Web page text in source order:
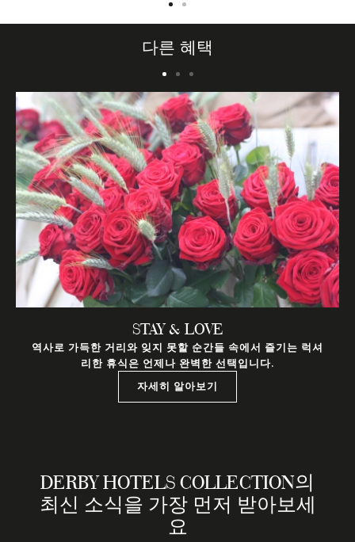
alt="Se ve una mesa de buffet con bandejas de
comida y utensilios en un comedor con iluminación
다른 혜택
STAY & LOVE
역사로 가득한 거리와 잊지 못할 순간들 속에서 즐기는 럭셔
리한 휴식은 언제나 완벽한 선택입니다.
자세히 알아보기
DERBY HOTELS COLLECTION의
최신 소식을 가장 먼저 받아보세
요